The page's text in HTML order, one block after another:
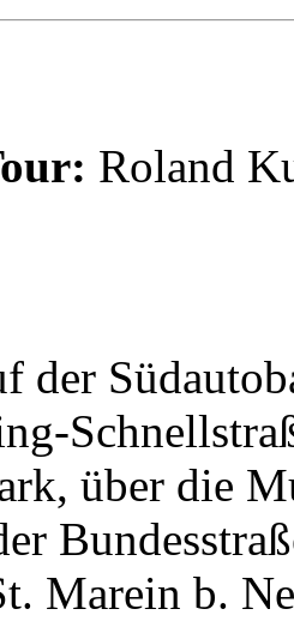
Roland
der
über die
Marein b.